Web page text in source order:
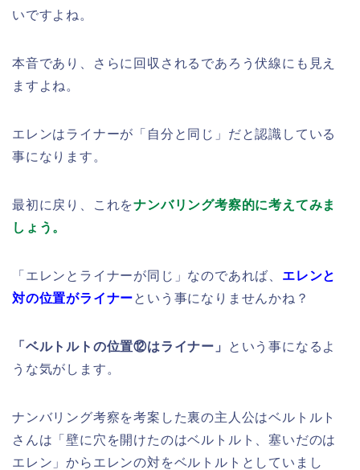
いですよね。
本音であり、さらに回収されるであろう伏線にも見え
ますよね。
エレンはライナーが「自分と同じ」だと認識している
事になります。
最初に戻り、これをナンバリング考察的に考えてみま
しょう。
「エレンとライナーが同じ」なのであれば、 エレンと
対の位置がライナーという事になりませんかね？
「ベルトルトの位置⑫はライナー」
という事になるよ
うな気がします。
ナンバリング考察を考案した裏の主人公はベルトルト
さんは「壁に穴を開けたのはベルトルト、塞いだのは
エレン」からエレンの対をベルトルトとしていまし